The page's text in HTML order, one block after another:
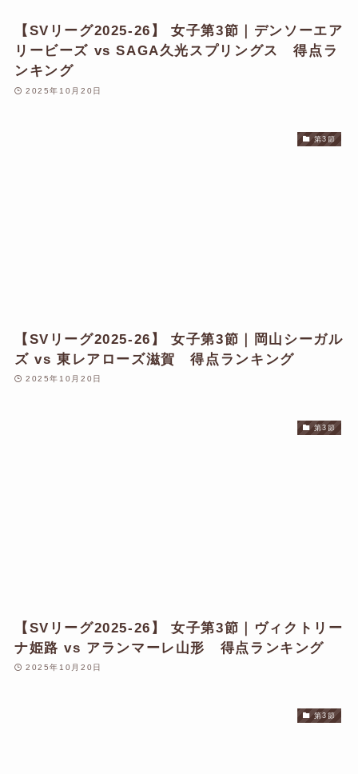
【SVリーグ2025-26】 女子第3節｜デンソーエア
リービーズ vs SAGA久光スプリングス 得点ラ
ンキング
2025年10月20日
第3節
【SVリーグ2025-26】 女子第3節｜岡山シーガル
ズ vs 東レアローズ滋賀 得点ランキング
2025年10月20日
第3節
【SVリーグ2025-26】 女子第3節｜ヴィクトリー
ナ姫路 vs アランマーレ山形 得点ランキング
2025年10月20日
第3節